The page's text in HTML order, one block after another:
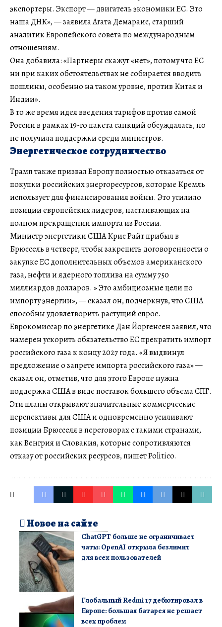
экспортеры. Экспорт — двигатель экономики ЕС. Это
наша ДНК», — заявила Агата Демараис, старший
аналитик Европейского совета по международным
отношениям.
Она добавила: «Партнеры скажут «нет», потому что ЕС
ни при каких обстоятельствах не собирается вводить
пошлины, особенно на таком уровне, против Китая и
Индии».
В то же время идея введения тарифов против самой
России в рамках 19-го пакета санкций обсуждалась, но
не получила поддержки среди министров.
Энергетическое сотрудничество
Трамп также призвал Европу полностью отказаться от
покупки российских энергоресурсов, которые Кремль
использует для финансирования войны. Это усилило
позиции европейских лидеров, настаивающих на
полном прекращении импорта из России.
Министр энергетики США Крис Райт прибыл в
Брюссель в четверг, чтобы закрепить договоренности о
закупке ЕС дополнительных объемов американского
газа, нефти и ядерного топлива на сумму 750
миллиардов долларов. » Это амбициозные цели по
импорту энергии», — сказал он, подчеркнув, что США
способны удовлетворить растущий спрос.
Еврокомиссар по энергетике Дан Йоргенсен заявил, что
намерен ускорить обязательство ЕС прекратить импорт
российского газа к концу 2027 года. «Я выдвинул
предложение о запрете импорта российского газа» —
сказал он, отметив, что для этого Европе нужна
поддержка США в виде поставок большего объема СПГ.
Эти планы открывают значительные коммерческие
перспективы для США и одновременно усиливают
позиции Брюсселя в переговорах с такими странами,
как Венгрия и Словакия, которые сопротивляются
отказу от российских ресурсов, пишет Politico.
Новое на сайте
ChatGPT больше не ограничивает
чаты: OpenAI открыла безлимит
для всех пользователей
Глобальный Redmi 17 дебютировал в
Европе: большая батарея не решает
всех проблем